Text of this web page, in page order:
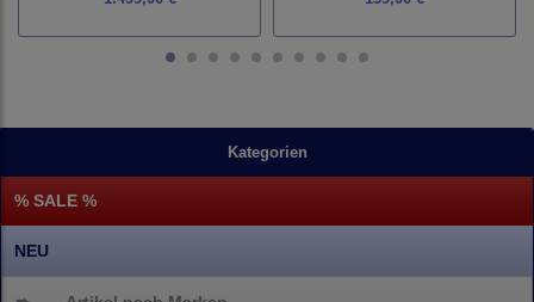
Kategorien
% SALE %
NEU